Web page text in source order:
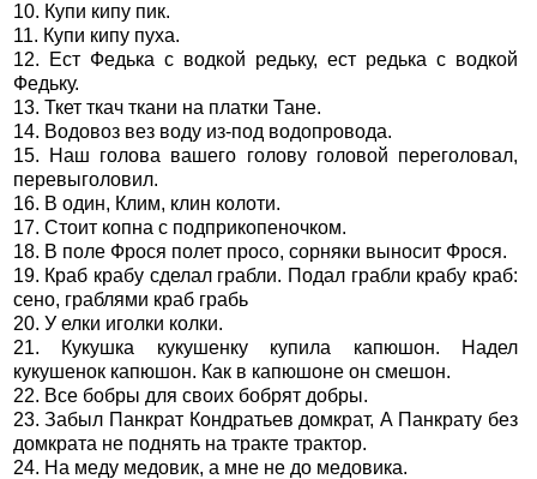
10. Купи кипу пик.
11. Купи кипу пуха.
12. Ест Федька с водкой редьку, ест редька с водкой
Федьку.
13. Ткет ткач ткани на платки Тане.
14. Водовоз вез воду из-под водопровода.
15. Наш голова вашего голову головой переголовал,
перевыголовил.
16. В один, Клим, клин колоти.
17. Стоит копна с подприкопеночком.
18. В поле Фрося полет просо, сорняки выносит Фрося.
19. Краб крабу сделал грабли. Подал грабли крабу краб:
сено, граблями краб грабь
20. У елки иголки колки.
21. Кукушка кукушенку купила капюшон. Надел
кукушенок капюшон. Как в капюшоне он смешон.
22. Все бобры для своих бобрят добры.
23. Забыл Панкрат Кондратьев домкрат, А Панкрату без
домкрата не поднять на тракте трактор.
24. На меду медовик, а мне не до медовика.